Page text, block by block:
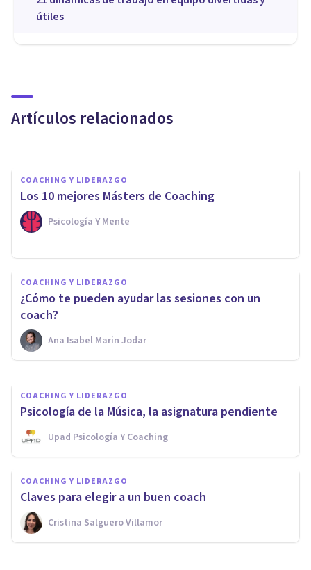
útiles
Artículos relacionados
​Coaching Educativo: una
enseñar mejor
COACHING Y LIDERAZGO
​Los 10 mejores Másters de Coaching
Psicología Y Mente
COACHING Y LIDERAZGO
¿Cómo te pueden ayudar las sesiones con un
coach?
Ana Isabel Marin Jodar
Los 6 mejores cursos online
para aprender a gestionar el
tiempo
Xavier Molina
COACHING Y LIDERAZGO
Psicología de la Música, la asignatura pendiente
Upad Psicología Y Coaching
COACHING Y LIDERAZGO
Claves para elegir a un buen coach
Cristina Salguero Villamor